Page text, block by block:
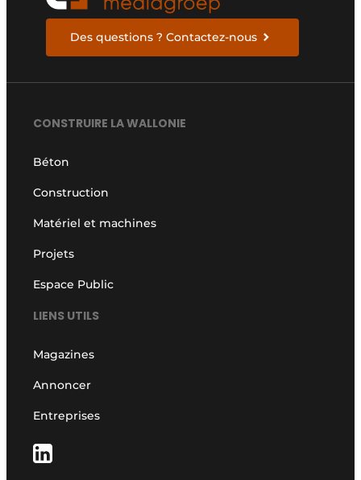
Des questions ? Contactez-nous
CONSTRUIRE LA WALLONIE
Béton
Construction
Matériel et machines
Projets
Espace Public
LIENS UTILS
Magazines
Annoncer
Entreprises